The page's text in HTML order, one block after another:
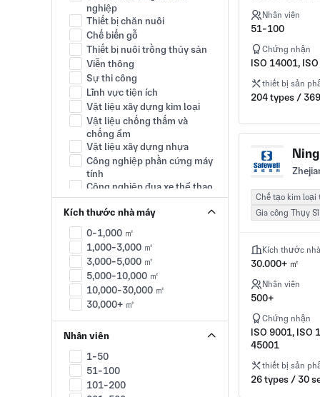
China-Guangxi
China-Hainan
China-Sichuan
China-Guizhou
China-Yunnan
China-Shaanxi
China-Gansu
China-Ningxia
China-Qinghai
China-Xizang
China-Macao
China-Xinjiang
China-Hong Kong
China-Taiwan
nghiệp
Thiết bị chăn nuôi
Chế biến gỗ
Thiết bị nuôi trồng thủy sản
Viễn thông
Sự thi công
Lĩnh vực tiện ích
Vật liệu xây dựng kim loại
Vật liệu chống thấm và
chống ẩm
Vật liệu xây dựng nhựa
Công nghiệp phần cứng máy
tính
Công nghiệp đua xe thể thao
Điện tử dân dụng
Nhạc cụ
Hàng tiêu dùng
Thiết bị văn phòng
Nội thất
Công nghiệp giải trí ngoài trời
Thiết bị làm vườn
Sản phẩm thể thao
Quân đội
Giáo dục
Nghiên cứu khoa học và
Kích thước nhà máy
0-1,000 ㎡
1,000-3,000 ㎡
3,000-5,000 ㎡
5,000-10,000 ㎡
10,000-30,000 ㎡
30,000+ ㎡
Nhân viên
1-50
51-100
101-200
Nhân viên
51-100
Chứng nhận
ISO 14001,
thiết bị sản
204 types /
Chế tạo kim loại
Gia công Thụy Sĩ
Kích thước
30.000+ ㎡
Nhân viên
500+
Chứng nhận
ISO 9001, ISO
45001
thiết bị sản
26 types / 30